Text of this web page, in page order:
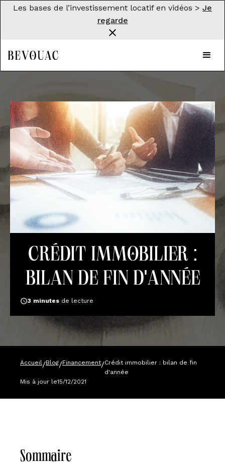
Les bases de l’investissement locatif en vidéos > Je
regarde
Crédit immobilier :
bilan de fin d'année
3 minutes de lecture
Accueil/Blog/Financement/Crédit immobilier : bilan de fin
d'année
Mis à jour le15/12/2021
Sommaire